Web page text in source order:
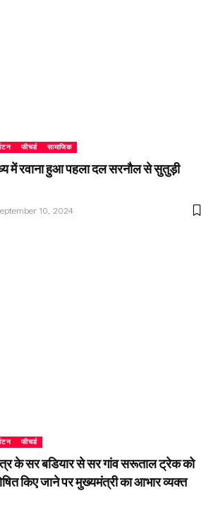
फीचर्ड सामाजिक
में रवाना हुआ पहला दल सरनौल से सुतुड़ी
10, 2024
फीचर्ड
के सर बडियार से सर गांव सरूताल ट्रेक को
किए जाने पर मुख्यमंत्री का आभार व्यक्त